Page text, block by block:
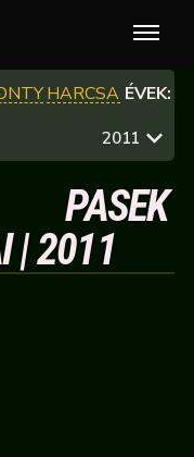
HARCSA ÉVEK:
2011
PASEK
| 2011